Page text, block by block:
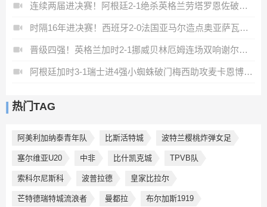
连续两届进决赛！阿根廷2-1绝杀英格兰劳塔罗恩佐破门梅西两助攻
时隔16年进决赛！西班牙2-0法国亚马尔造点奥亚萨瓦尔、波罗破门
晋级四强！英格兰加时2-1挪威贝林厄姆连场双响谢尔德鲁普破门
阿根廷加时3-1瑞士进4强小蜘蛛破门梅西助攻麦卡恩博洛假摔染红
热门TAG
阿美利加纳泰青年队 比斯活特城 波特兰樱桃炸弹女足
塞尔维亚U20 中非 比什凯克城 TPVB队
索科尔尼斯科 波普拉德 皇家比拉尔
芒特德瑞特城流浪者 曼都拉 布尔加斯1919